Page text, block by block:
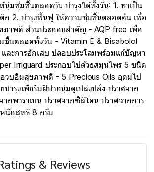
นุ่มชุ่มชื้นตลอดวัน บำรุงได้ทั้งวัน: 1. ทาเป็น
ก 2. บำรุงฟื้นฟู ให้ความชุ่มชื้นตลอดคืน เพื่อ
ภาพดี ส่วนประกอบสำคัญ - AQP free เพื่อ
ชื้นตลอดทั้งวัน - Vitamin E & Bisabolol
และการอักเสบ ปลอบประโลมพร้อมแก้ปัญหา
Irriguard ประกอบไปด้วยสมุนไพร 5 ชนิด
วบอิ่มสุขภาพดี - 5 Precious Oils อุดมไป
บำรุงเพื่อริมฝีปากนุ่มดูเปล่งปลั่ง ปราศจาก
กพาราเบน ปราศจากซิลิโคน ปราศจากการ
นักสุทธิ 8 กรัม
& Reviews